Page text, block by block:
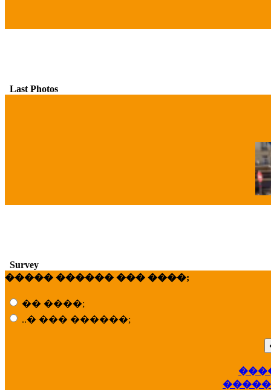
Last Photos
Survey
����� ������ ��� ����;
�� ����;
..� ��� ������;